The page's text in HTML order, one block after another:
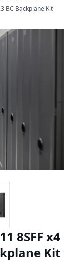
BC Backplane Kit
8SFF x4
Kit